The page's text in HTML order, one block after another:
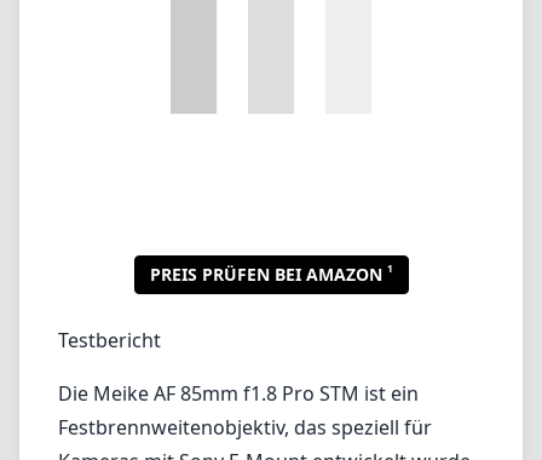
PREIS PRÜFEN BEI AMAZON 1
Testbericht
Die Meike AF 85mm f1.8 Pro STM ist ein
Festbrennweitenobjektiv, das speziell für